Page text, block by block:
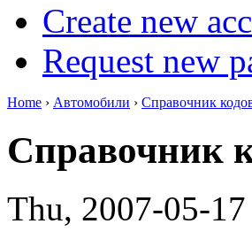
Create new
Request new
Home › Автомобили › Справочник
Справочник
Thu, 2007-05-